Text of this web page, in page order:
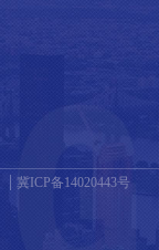
冀ICP备14020443号